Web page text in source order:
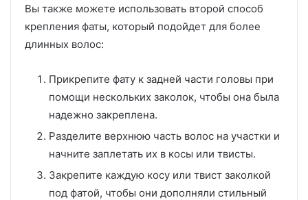
Вы также можете использовать второй способ
крепления фаты, который подойдет для более
длинных волос:
Прикрепите фату к задней части головы при
помощи нескольких заколок, чтобы она была
надежно закреплена.
Разделите верхнюю часть волос на участки и
начните заплетать их в косы или твисты.
Закрепите каждую косу или твист заколкой
под фатой, чтобы они дополняли стильный